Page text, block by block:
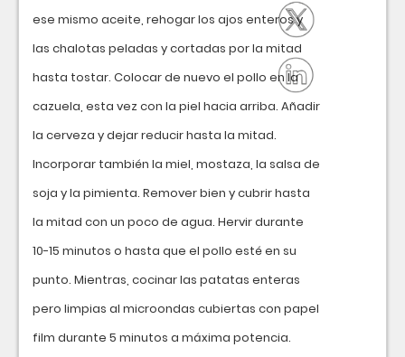
ese mismo aceite, rehogar los ajos enteros y
las chalotas peladas y cortadas por la mitad
hasta tostar. Colocar de nuevo el pollo en la
cazuela, esta vez con la piel hacia arriba. Añadir
la cerveza y dejar reducir hasta la mitad.
Incorporar también la miel, mostaza, la salsa de
soja y la pimienta. Remover bien y cubrir hasta
la mitad con un poco de agua. Hervir durante
10-15 minutos o hasta que el pollo esté en su
punto. Mientras, cocinar las patatas enteras
pero limpias al microondas cubiertas con papel
film durante 5 minutos a máxima potencia.